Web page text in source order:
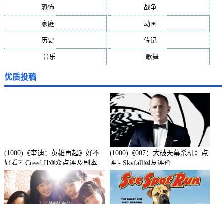
恐怖(236) 战争
家庭(195) 动画
历史 传记
音乐 歌舞(81)
优质投稿
(1000)《奎迪：英雄再起》好不
好看？Creed II观众点评及剧本
(1000)《007：大破天幕杀机》点
评 - Skyfall网友评价